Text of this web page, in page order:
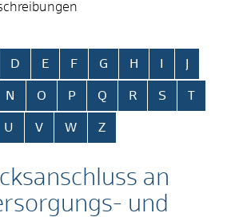
überspringen
D E F G H
N O P Q R S T
U V W Z
an
und